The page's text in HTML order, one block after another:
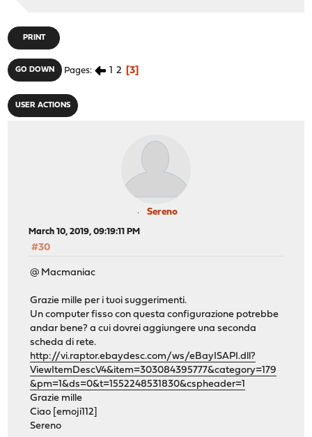
PRINT
GO DOWN Pages 1 2 3
USER ACTIONS
Sereno
March 10, 2019, 09:19:11 PM
#30
@ Macmaniac
Grazie mille per i tuoi suggerimenti.
Un computer fisso con questa configurazione potrebbe
andar bene? a cui dovrei aggiungere una seconda
scheda di rete.
http://vi.raptor.ebaydesc.com/ws/eBayISAPI.dll?
ViewItemDescV4&item=303084395777&category=179
&pm=1&ds=0&t=1552248531830&cspheader=1
Grazie mille
Ciao [emoji112]
Sereno